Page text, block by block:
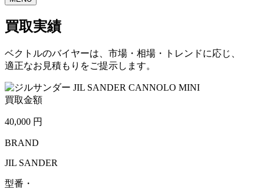
買取実績
ベクトルのバイヤーは、市場・相場・トレンドに応じ、
適正なお見積もりをご提示します。
買取金額
40,000 円
BRAND
JIL SANDER
型番・